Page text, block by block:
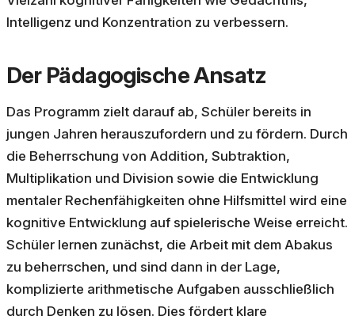
Intelligenz und Konzentration zu verbessern.
Der Pädagogische Ansatz
Das Programm zielt darauf ab, Schüler bereits in
jungen Jahren herauszufordern und zu fördern. Durch
die Beherrschung von Addition, Subtraktion,
Multiplikation und Division sowie die Entwicklung
mentaler Rechenfähigkeiten ohne Hilfsmittel wird eine
kognitive Entwicklung auf spielerische Weise erreicht.
Schüler lernen zunächst, die Arbeit mit dem Abakus
zu beherrschen, und sind dann in der Lage,
komplizierte arithmetische Aufgaben ausschließlich
durch Denken zu lösen. Dies fördert klare